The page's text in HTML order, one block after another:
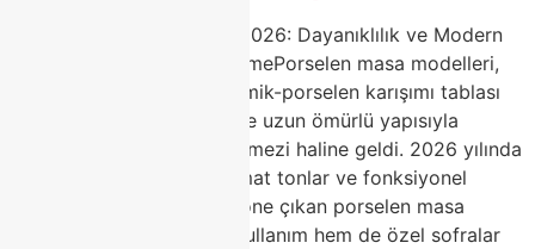
Porselen Masa Modelleri 2026: Dayanıklılık ve Modern
Estetiğin Zirvesi | ClasshomePorselen masa modelleri,
yüksek ısıda pişirilen seramik-porselen karışımı tablası
ile çizilmez, leke tutmaz ve uzun ömürlü yapısıyla
yemek odalarının vazgeçilmezi haline geldi. 2026 yılında
doğal mermer desenleri, mat tonlar ve fonksiyonel
açılabilir mekanizmalarla öne çıkan porselen masa
seçenekleri, hem günlük kullanım hem de özel sofralar